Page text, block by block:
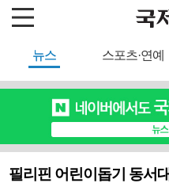
뉴스 스포츠·연예
필리핀 어린이돕기 동서